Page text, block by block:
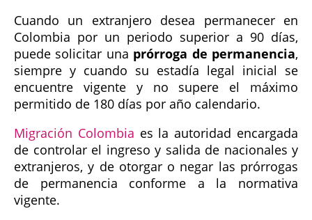
Cuando un extranjero desea permanecer en
Colombia por un periodo superior a 90 días,
puede solicitar una prórroga de permanencia,
siempre y cuando su estadía legal inicial se
encuentre vigente y no supere el máximo
permitido de 180 días por año calendario.
Migración Colombia es la autoridad encargada
de controlar el ingreso y salida de nacionales y
extranjeros, y de otorgar o negar las prórrogas
de permanencia conforme a la normativa
vigente.